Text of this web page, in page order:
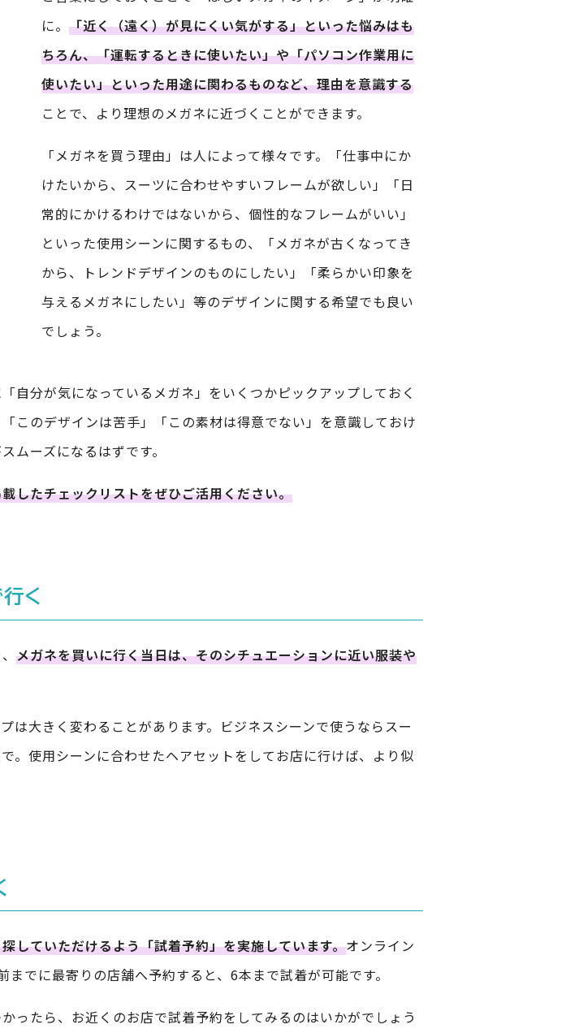
に。 「近く（遠く）が見にくい気がする」といった悩みはも
ちろん、「運転するときに使いたい」や「パソコン作業用に
使いたい」といった用途に関わるものなど、理由を意識する
ことで、より理想のメガネに近づくことができます。
「メガネを買う理由」は人によって様々です。「仕事中にか
けたいから、スーツに合わせやすいフレームが欲しい」「日
常的にかけるわけではないから、個性的なフレームがいい」
といった使用シーンに関するもの、「メガネが古くなってき
から、トレンドデザインのものにしたい」「柔らかい印象を
与えるメガネにしたい」等のデザインに関する希望でも良い
でしょう。
自分が気になっているメガネ」をいくつかピックアップしておく
このデザインは苦手」「この素材は得意でない」を意識しておけ
ムーズになるはずです。
したチェックリストをぜひご活用ください。
く
メガネを買いに行く当日は、そのシチュエーションに近い服装や
は大きく変わることがあります。ビジネスシーンで使うならスー
。使用シーンに合わせたヘアセットをしてお店に行けば、より似
していただけるよう「試着予約」を実施しています。オンライン
でに最寄りの店舗へ予約すると、6本まで試着が可能です。
ったら、お近くのお店で試着予約をしてみるのはいかがでしょう